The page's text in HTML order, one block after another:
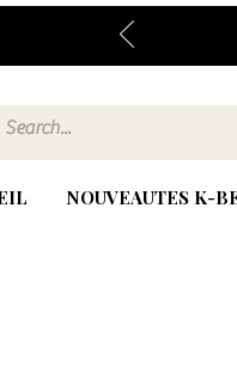
NOUVEAUTES K-